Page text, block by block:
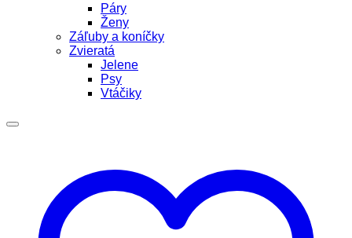
Páry
Ženy
Záľuby a koníčky
Zvieratá
Jelene
Psy
Vtáčiky